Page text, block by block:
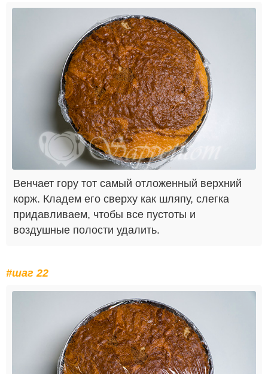
Венчает гору тот самый отложенный верхний
корж. Кладем его сверху как шляпу, слегка
придавливаем, чтобы все пустоты и
воздушные полости удалить.
#шаг 22